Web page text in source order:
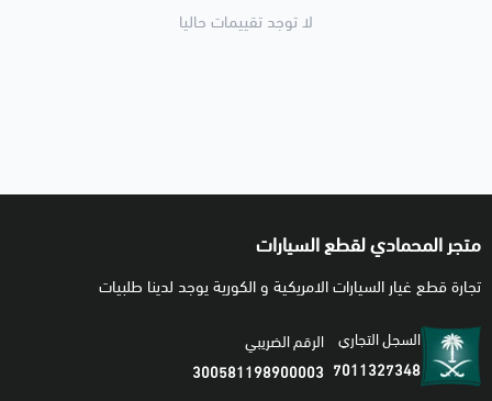
لا توجد تقييمات حاليا
متجر المحمادي لقطع السيارات
تجارة قطع غيار السيارات الامريكية و الكورية يوجد لدينا طلبيات
السجل التجاري
7011327348
الرقم الضريبي
300581198900003